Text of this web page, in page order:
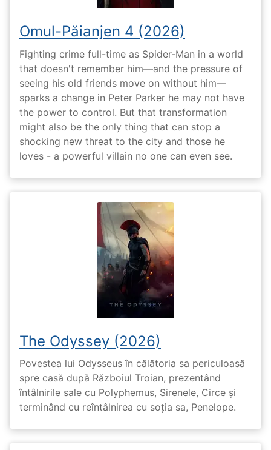
Omul-Păianjen 4 (2026)
Fighting crime full-time as Spider-Man in a world
that doesn't remember him—and the pressure of
seeing his old friends move on without him—
sparks a change in Peter Parker he may not have
the power to control. But that transformation
might also be the only thing that can stop a
shocking new threat to the city and those he
loves - a powerful villain no one can even see.
The Odyssey (2026)
Povestea lui Odysseus în călătoria sa periculoasă
spre casă după Războiul Troian, prezentând
întâlnirile sale cu Polyphemus, Sirenele, Circe și
terminând cu reîntâlnirea cu soția sa, Penelope.